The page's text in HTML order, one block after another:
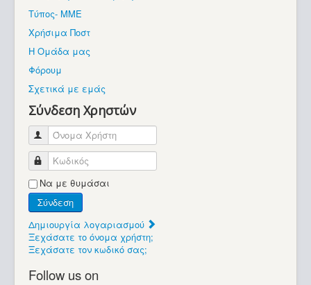
Βρίσκεστε εδώ:
Τύπος- ΜΜΕ
Χρήσιμα Ποστ
Η Ομάδα μας
Φόρουμ
Σχετικά με εμάς
Σύνδεση Χρηστών
Όνομα Χρήστη
Κωδικός
Να με θυμάσαι
Σύνδεση
Δημιουργία λογαριασμού
Ξεχάσατε το όνομα χρήστη;
Ξεχάσατε τον κωδικό σας;
Follow us on